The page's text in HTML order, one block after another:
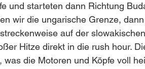
und starteten dann Richtung
wir die ungarische Grenze,
auf der
Hitze direkt in die rush hour.
die Motoren und Köpfe voll